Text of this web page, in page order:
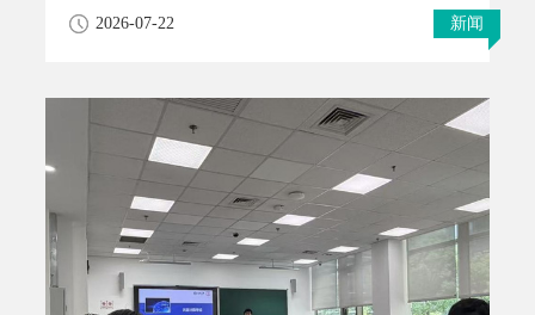
深度融合，展开了一场高水平跨界对话。论坛现
场，“上科大-傅利叶联合实验室”正式签约，上海科技
智能、具身智能、医疗机器人等领域的共同探索科研
创新与产业应用。上海科技大学副校长兼副教务长虞
晶怡；副校长罗振革；上海傅利叶智能科技股份有限
公司董事长兼CEO顾捷；上海市生物医药技术研究院
学术委员会主任、上海市生物医药行业协会会长傅大
煦；上海临床研究中心主任朱畴文；上海市普陀区中
心医院党委副书记、院长潘曙明；上海科技大学科技
发展处处长王绛共同见证签约。上海科技大学AI协同
2026-07-22 新闻